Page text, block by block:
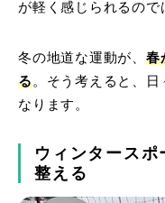
が軽く感じられるので
冬の地道な運動が、春
る。そう考えると、日
なります。
ウィンタース
整える